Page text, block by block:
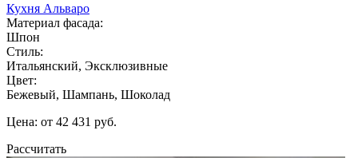
Кухня Альваро
Материал фасада:
Шпон
Стиль:
Итальянский, Эксклюзивные
Цвет:
Бежевый, Шампань, Шоколад
Цена: от 42 431 руб.
Рассчитать